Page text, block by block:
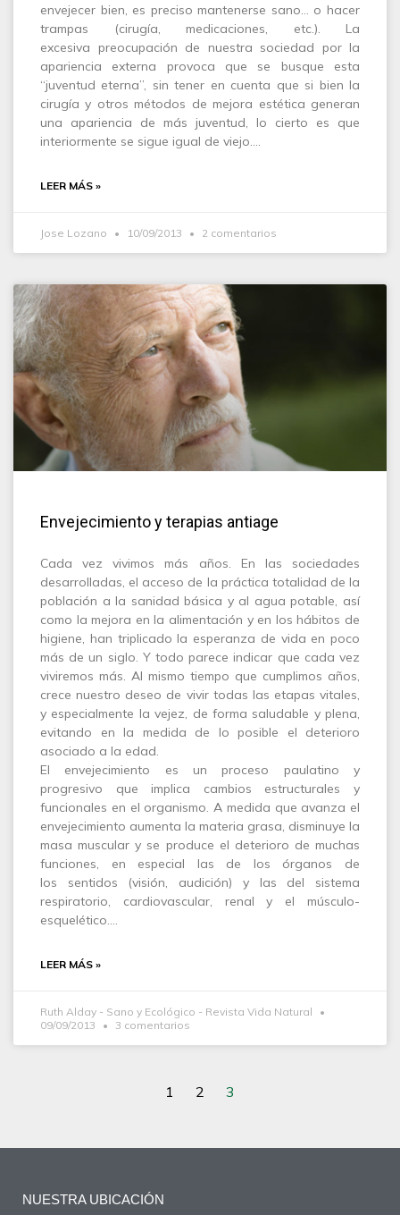
envejecer bien, es preciso mantenerse sano… o hacer
trampas (cirugía, medicaciones, etc.). La
excesiva preocupación de nuestra sociedad por la
apariencia externa provoca que se busque esta
“juventud eterna”, sin tener en cuenta que si bien la
cirugía y otros métodos de mejora estética generan
una apariencia de más juventud, lo cierto es que
interiormente se sigue igual de viejo.…
LEER MÁS »
Jose Lozano 10/09/2013 2 comentarios
Envejecimiento y terapias antiage
Cada vez vivimos más años. En las sociedades
desarrolladas, el acceso de la práctica totalidad de la
población a la sanidad básica y al agua potable, así
como la mejora en la alimentación y en los hábitos de
higiene, han triplicado la esperanza de vida en poco
más de un siglo. Y todo parece indicar que cada vez
viviremos más. Al mismo tiempo que cumplimos años,
crece nuestro deseo de vivir todas las etapas vitales,
y especialmente la vejez, de forma saludable y plena,
evitando en la medida de lo posible el deterioro
asociado a la edad.
El envejecimiento es un proceso paulatino y
progresivo que implica cambios estructurales y
funcionales en el organismo. A medida que avanza el
envejecimiento aumenta la materia grasa, disminuye la
masa muscular y se produce el deterioro de muchas
funciones, en especial las de los órganos de
los sentidos (visión, audición) y las del sistema
respiratorio, cardiovascular, renal y el músculo-
esquelético.…
LEER MÁS »
Ruth Alday - Sano y Ecológico - Revista Vida Natural
09/09/2013
3 comentarios
1 2 3
NUESTRA UBICACIÓN